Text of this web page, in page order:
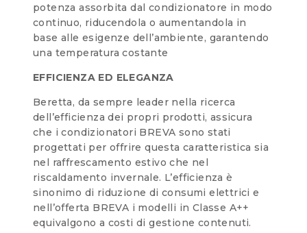
potenza assorbita dal condizionatore in modo
continuo, riducendola o aumentandola in
base alle esigenze dell’ambiente, garantendo
una temperatura costante
EFFICIENZA ED ELEGANZA
Beretta, da sempre leader nella ricerca
dell’efficienza dei propri prodotti, assicura
che i condizionatori BREVA sono stati
progettati per offrire questa caratteristica sia
nel raffrescamento estivo che nel
riscaldamento invernale. L’efficienza è
sinonimo di riduzione di consumi elettrici e
nell’offerta BREVA i modelli in Classe A++
equivalgono a costi di gestione contenuti.